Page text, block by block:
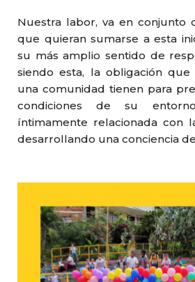
Nuestra labor, va en conjunto
que quieran sumarse a esta
su más amplio sentido de
siendo esta, la obligación
una comunidad tienen para
condiciones de su
íntimamente relacionada con
desarrollando una conciencia